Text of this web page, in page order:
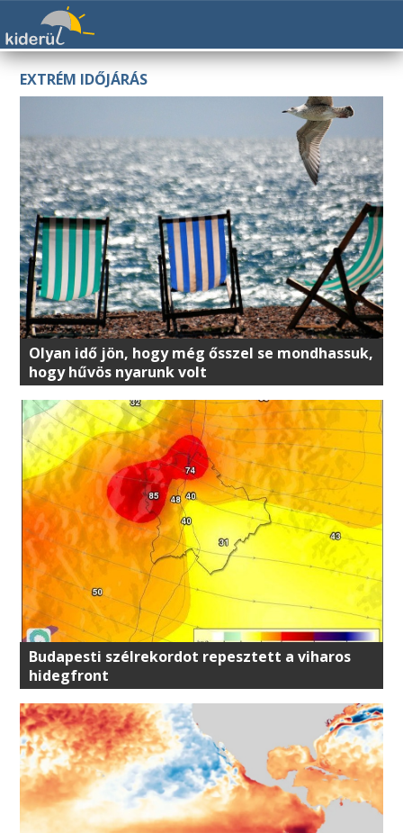
EXTRÉM IDŐJÁRÁS
Olyan idő jön, hogy még ősszel se mondhassuk,
hogy hűvös nyarunk volt
Budapesti szélrekordot repesztett a viharos
hidegfront